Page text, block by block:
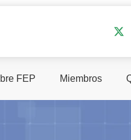
FEP Miembros